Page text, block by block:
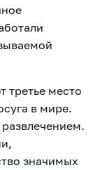
третье место
в мире.
значимых